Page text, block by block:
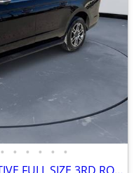
• • • • • •